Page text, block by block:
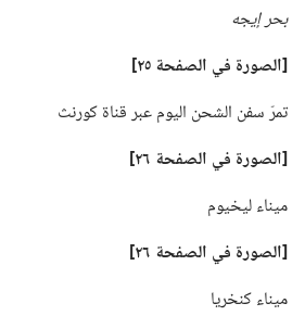
بحر إيجه
‏[الصورة في الصفحة ٢٥]‏
تمرّ سفن الشحن اليوم عبر قناة كورنث
‏[الصورة في الصفحة ٢٦]‏
ميناء ليخيوم
‏[الصورة في الصفحة ٢٦]‏
ميناء كنخريا